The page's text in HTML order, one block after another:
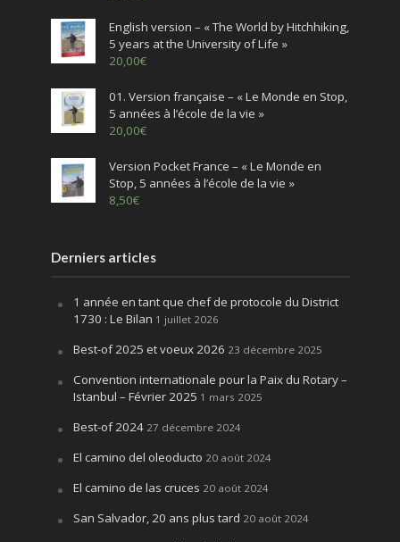
English version – « The World by Hitchhiking,
5 years at the University of Life »
20,00€
01. Version française – « Le Monde en Stop,
5 années à l’école de la vie »
20,00€
Version Pocket France – « Le Monde en
Stop, 5 années à l’école de la vie »
8,50€
Derniers articles
1 année en tant que chef de protocole du District
1730 : Le Bilan 1 juillet 2026
Best-of 2025 et voeux 2026 23 décembre 2025
Convention internationale pour la Paix du Rotary –
Istanbul – Février 2025 1 mars 2025
Best-of 2024 27 décembre 2024
El camino del oleoducto 20 août 2024
El camino de las cruces 20 août 2024
San Salvador, 20 ans plus tard 20 août 2024